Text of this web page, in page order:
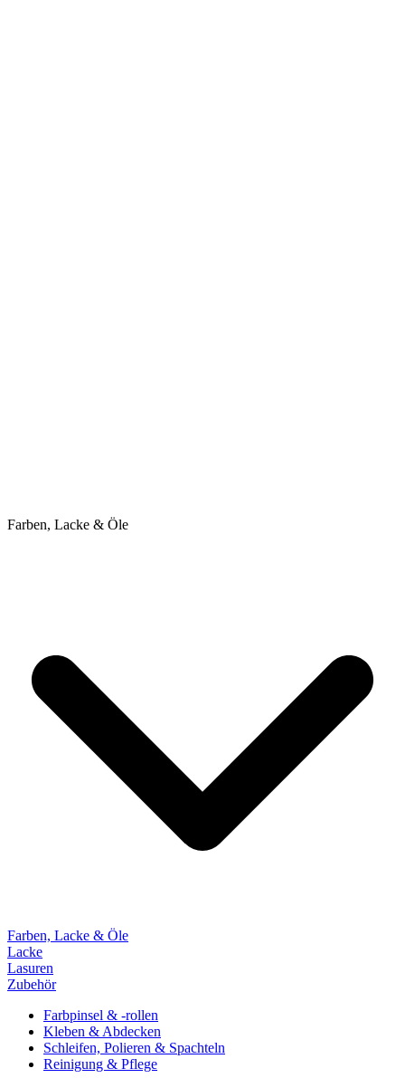
Farben, Lacke & Öle
Farben, Lacke & Öle
Lacke
Lasuren
Zubehör
Farbpinsel & -rollen
Kleben & Abdecken
Schleifen, Polieren & Spachteln
Reinigung & Pflege